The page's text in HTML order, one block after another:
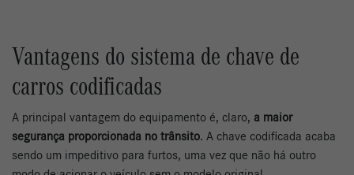
Vantagens do sistema de chave de
carros codificadas
A principal vantagem do equipamento é, claro, a maior
segurança proporcionada no trânsito. A chave codificada acaba
sendo um impeditivo para furtos, uma vez que não há outro